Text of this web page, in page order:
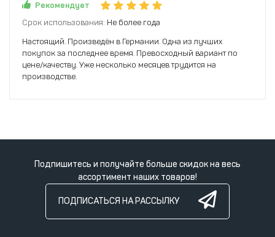
Рекомендует
Срок использования: Не более года
Настоящий. Произведён в Германии. Одна из лучших
покупок за последнее время. Превосходный вариант по
цене/качеству. Уже несколько месяцев трудится на
производстве.
Подпишитесь и получайте больше скидок на весь
ассортимент наших товаров!
ПОДПИСАТЬСЯ НА РАССЫЛКУ